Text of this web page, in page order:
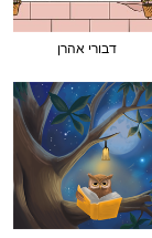
דבורי אהרן